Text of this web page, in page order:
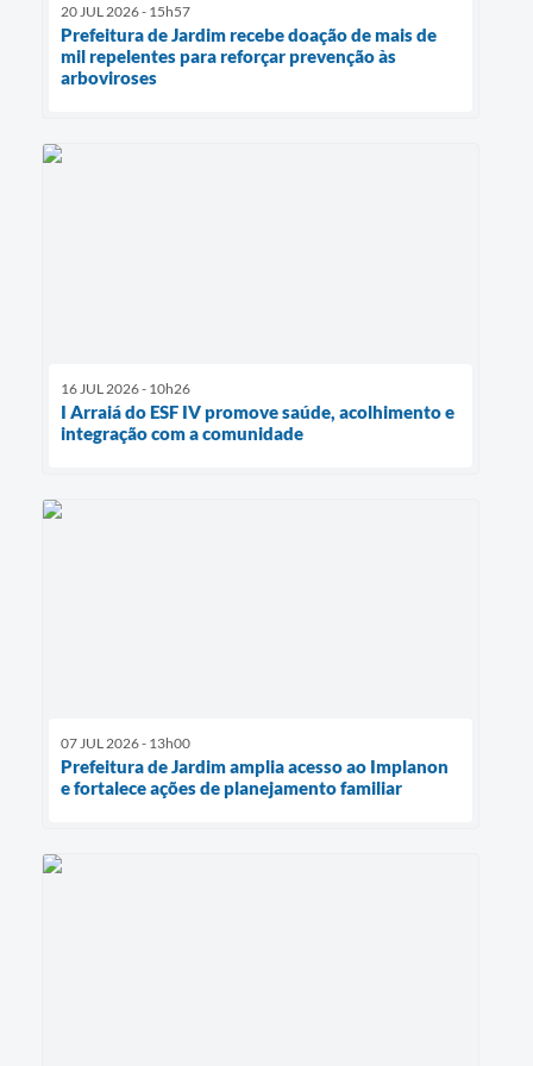
20 JUL 2026 - 15h57
Prefeitura de Jardim recebe doação de mais de
mil repelentes para reforçar prevenção às
arboviroses
16 JUL 2026 - 10h26
I Arraiá do ESF IV promove saúde, acolhimento e
integração com a comunidade
07 JUL 2026 - 13h00
Prefeitura de Jardim amplia acesso ao Implanon
e fortalece ações de planejamento familiar